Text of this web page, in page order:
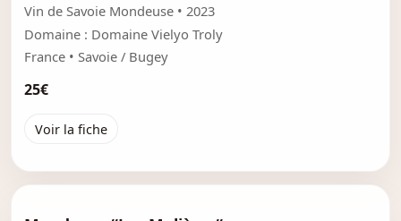
Vin de Savoie Mondeuse • 2023
Domaine : Domaine Vielyo Troly
France • Savoie / Bugey
25€
Voir la fiche